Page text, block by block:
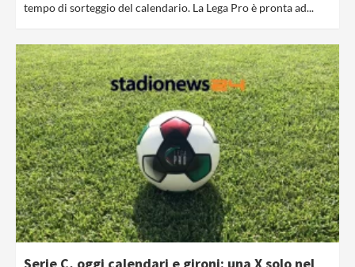
tempo di sorteggio del calendario. La Lega Pro è pronta ad...